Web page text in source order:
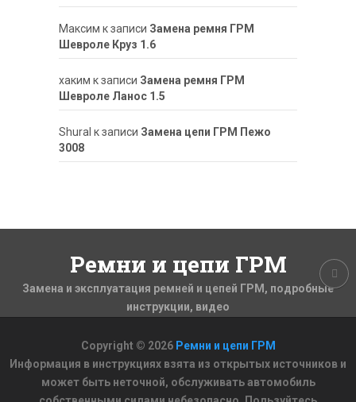
Максим к записи Замена ремня ГРМ
Шевроле Круз 1.6
хаким к записи Замена ремня ГРМ
Шевроле Ланос 1.5
ShuraI к записи Замена цепи ГРМ Пежо
3008
Ремни и цепи ГРМ
Замена и эксплуатация ремней и цепей ГРМ, подробные
инструкции, видео
Copyright © 2026 Ремни и цепи ГРМ
Информация в инструкциях взята из открытых источников и
может быть неточной, обслуживать автомобиль